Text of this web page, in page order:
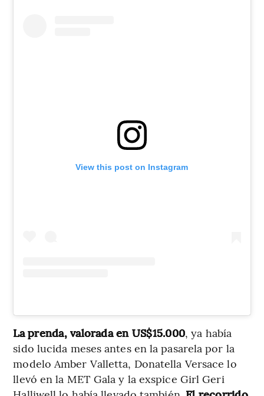
View this post on Instagram
La prenda, valorada en US$15.000, ya había
sido lucida meses antes en la pasarela por la
modelo Amber Valletta, Donatella Versace lo
llevó en la MET Gala y la exspice Girl Geri